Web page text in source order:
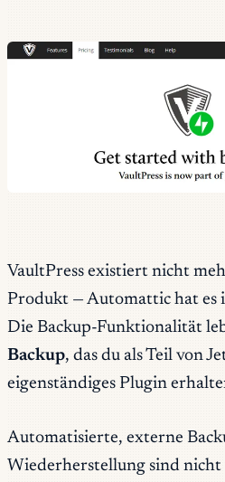
VaultPress existiert nicht
Produkt — Automattic hat es
Die Backup-Funktionalität
Backup, das du als Teil von
eigenständiges Plugin
Automatisierte, externe
Wiederherstellung sind